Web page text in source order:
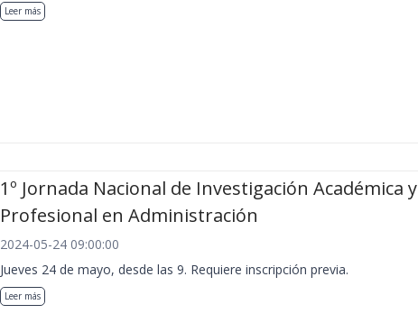
Leer más
1º Jornada Nacional de Investigación Académica y
Profesional en Administración
2024-05-24 09:00:00
Jueves 24 de mayo, desde las 9. Requiere inscripción previa.
Leer más